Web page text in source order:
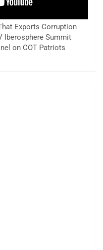
Exports Corruption
Iberosphere Summit
on COT Patriots